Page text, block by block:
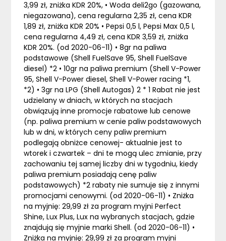
3,99 zł, zniżka KDR 20%, • Woda deli2go (gazowana,
niegazowana), cena regularna 2,35 zł, cena KDR
1,89 zł, zniżka KDR 20% • Pepsi 0,5 l, Pepsi Max 0,5 l,
cena regularna 4,49 zł, cena KDR 3,59 zł, zniżka
KDR 20%. (od 2020-06-11) • 8gr na paliwa
podstawowe (Shell FuelSave 95, Shell FuelSave
diesel) *2 • 10gr na paliwa premium (Shell V-Power
95, Shell V-Power diesel, Shell V-Power racing *1,
*2) • 3gr na LPG (Shell Autogas) 2 * 1 Rabat nie jest
udzielany w dniach, w których na stacjach
obwiązują inne promocje rabatowe lub cenowe
(np. paliwa premium w cenie paliw podstawowych
lub w dni, w których ceny paliw premium
podlegają obniżce cenowej- aktualnie jest to
wtorek i czwartek – dni te mogą ulec zmianie, przy
zachowaniu tej samej liczby dni w tygodniu, kiedy
paliwa premium posiadają cenę paliw
podstawowych) *2 rabaty nie sumuje się z innymi
promocjami cenowymi. (od 2020-06-11) • Zniżka
na myjnię: 29,99 zł za program myjni Perfect
Shine, Lux Plus, Lux na wybranych stacjach, gdzie
znajdują się myjnie marki Shell. (od 2020-06-11) •
Zniżka na myjnię: 29,99 zł za program myjni